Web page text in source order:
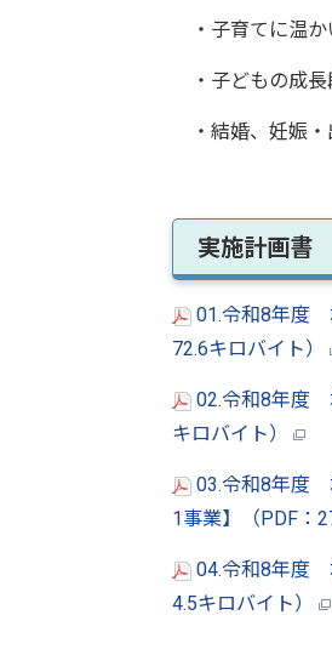
・子育てに温か
・子どもの成長
・結婚、妊娠・
実施計画書
01.令和8年度
72.6キロバイト）
02.令和8年度
キロバイト）
03.令和8年度
1事業】（PDF：
04.令和8年度
4.5キロバイト）